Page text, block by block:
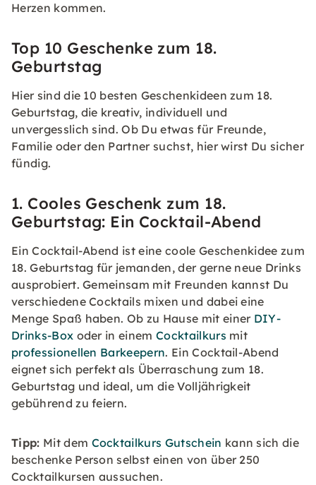
Herzen kommen.
Top 10 Geschenke zum 18.
Geburtstag
Hier sind die 10 besten Geschenkideen zum 18.
Geburtstag, die kreativ, individuell und
unvergesslich sind. Ob Du etwas für Freunde,
Familie oder den Partner suchst, hier wirst Du sicher
fündig.
1. Cooles Geschenk zum 18.
Geburtstag: Ein Cocktail-Abend
Ein Cocktail-Abend ist eine coole Geschenkidee zum
18. Geburtstag für jemanden, der gerne neue Drinks
ausprobiert. Gemeinsam mit Freunden kannst Du
verschiedene Cocktails mixen und dabei eine
Menge Spaß haben. Ob zu Hause mit einer DIY-
Drinks-Box oder in einemCocktailkurs mit
professionellen Barkeepern. Ein Cocktail-Abend
eignet sich perfekt als Überraschung zum 18.
Geburtstag und ideal, um die Volljährigkeit
gebührend zu feiern.
Tipp: Mit dem Cocktailkurs Gutschein kann sich die
beschenke Person selbst einen von über 250
Cocktailkursen aussuchen.